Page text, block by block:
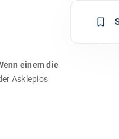
einem die
Asklepios